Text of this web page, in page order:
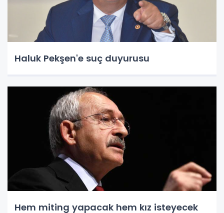
Haluk Pekşen'e suç duyurusu
Hem miting yapacak hem kız isteyecek